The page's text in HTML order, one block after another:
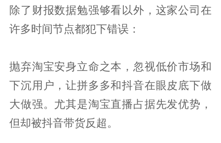
除了财报数据勉强够看以外，这家公司在
许多时间节点都犯下错误：
抛弃淘宝安身立命之本，忽视低价市场和
下沉用户，让拼多多和抖音在眼皮底下做
大做强。尤其是淘宝直播占据先发优势，
但却被抖音带货反超。